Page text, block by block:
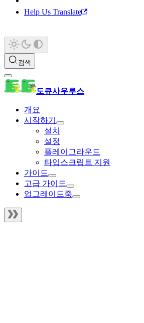
Help Us Translate
검색
도큐사우루스
개요
시작하기
설치
설정
플레이그라운드
타입스크립트 지원
가이드
고급 가이드
업그레이드중